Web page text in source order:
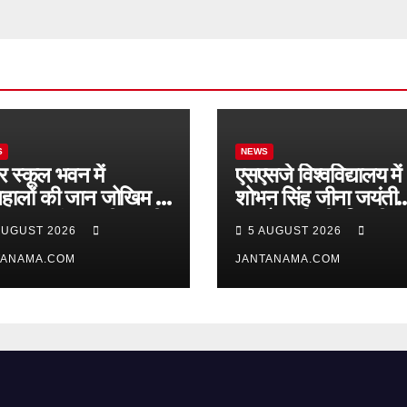
स्कूल भवन में
की जान जोखिम में,
आंगनबाड़ी पर भी
प्रशासन
2026
NEWS
एसएसजे विश्वविद्यालय में
शोभन सिंह जीना जयंती
समारोह, पी.सी. तिवारी
मेधावी छात्र हुए सम्मानित
5 AUGUST 2026
JANTANAMA.COM